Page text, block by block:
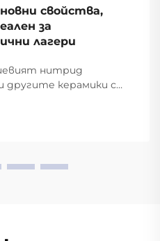
свойства,
за
лагери
нитрид
другите керамики с
напрежение.
промишленост, ЕП и